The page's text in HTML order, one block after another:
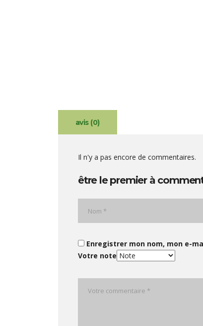
avis (0)
Il n'y a pas encore de commentaires.
être le premier à
Enregistrer mon nom, mon e-
Votre note